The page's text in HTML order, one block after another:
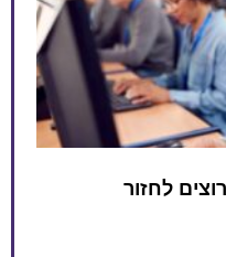
לחזור